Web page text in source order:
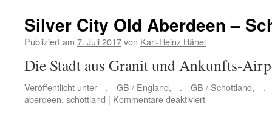
Year
of
Heritage
Archaeology
Silver City Old Aberdeen –
Publiziert am 7. Juli 2017von Karl-Heinz Hänel
Die Stadt aus Granit und Ankunfts-
Veröffentlicht unter--.-- GB / England, --.-- GB / Schottland, --
aberdeen, schottland | Kommentare deaktiviertfür